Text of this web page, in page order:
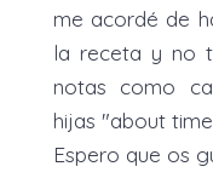
me acordé de
la receta y no
notas como
hijas "about
Espero que os